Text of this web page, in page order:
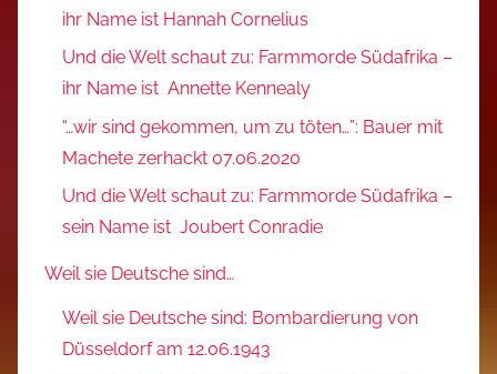
ihr Name ist Hannah Cornelius
Und die Welt schaut zu: Farmmorde Südafrika –
ihr Name ist Annette Kennealy
“…wir sind gekommen, um zu töten…”: Bauer mit
Machete zerhackt 07.06.2020
Und die Welt schaut zu: Farmmorde Südafrika –
sein Name ist Joubert Conradie
Weil sie Deutsche sind…
Weil sie Deutsche sind: Bombardierung von
Düsseldorf am 12.06.1943